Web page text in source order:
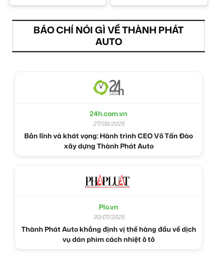
BÁO CHÍ NÓI GÌ VỀ THÀNH PHÁT
AUTO
24h.com.vn
27/08/2025
Bản lĩnh và khát vọng: Hành trình CEO Võ Tấn Đào
xây dựng Thành Phát Auto
Plo.vn
30/07/2025
Thành Phát Auto khẳng định vị thế hàng đầu về dịch
vụ dán phim cách nhiệt ô tô